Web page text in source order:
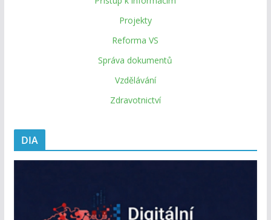
Projekty
Reforma VS
Správa dokumentů
Vzdělávání
Zdravotnictví
DIA